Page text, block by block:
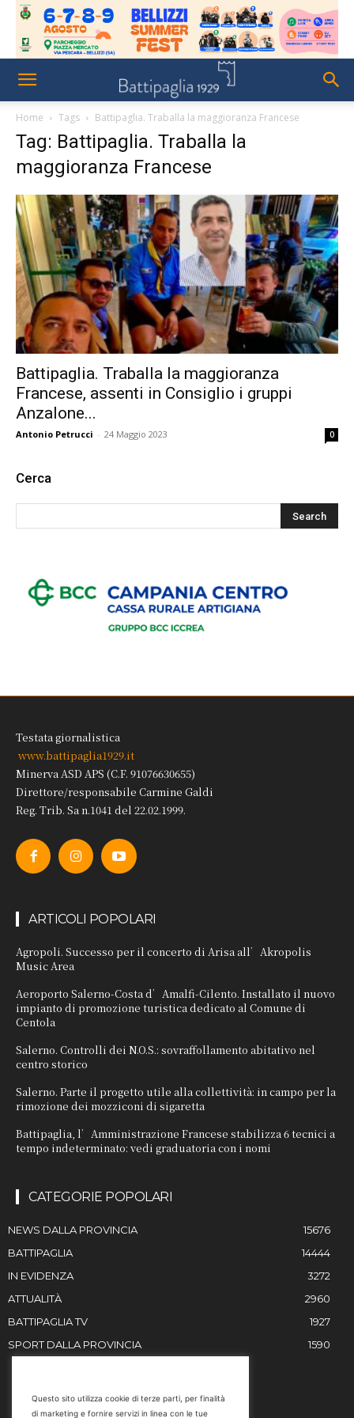
Home Tags Battipaglia. Traballa la maggioranza Francese
Tag: Battipaglia. Traballa la
maggioranza Francese
Battipaglia. Traballa la maggioranza
Francese, assenti in Consiglio i gruppi
Anzalone...
Antonio Petrucci - 24 Maggio 2023 0
Cerca
Testata giornalistica
www.battipaglia1929.it
Minerva ASD APS (C.F. 91076630655)
Direttore/responsabile Carmine Galdi
Reg. Trib. Sa n.1041 del 22.02.1999.
ARTICOLI POPOLARI
Agropoli. Successo per il concerto di Arisa all’Akropolis
Music Area
Aeroporto Salerno-Costa d’Amalfi-Cilento. Installato il nuovo
impianto di promozione turistica dedicato al Comune di
Centola
Salerno. Controlli dei N.O.S.: sovraffollamento abitativo nel
centro storico
Salerno. Parte il progetto utile alla collettività: in campo per la
rimozione dei mozziconi di sigaretta
Battipaglia, l’Amministrazione Francese stabilizza 6 tecnici a
tempo indeterminato: vedi graduatoria con i nomi
CATEGORIE POPOLARI
NEWS DALLA PROVINCIA
15676
BATTIPAGLIA
14444
IN EVIDENZA
3272
ATTUALITÀ
2960
BATTIPAGLIA TV
1927
SPORT DALLA PROVINCIA
1590
Questo sito utilizza cookie di terze parti, per finalità
di marketing e fornire servizi in linea con le tue